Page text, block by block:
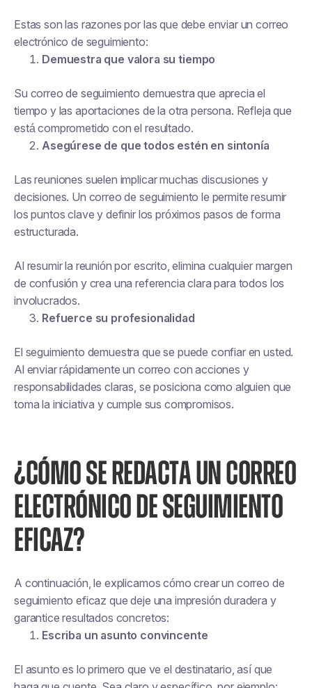
Estas son las razones por las que debe enviar un correo
electrónico de seguimiento:
Demuestra que valora su tiempo
Su correo de seguimiento demuestra que aprecia el
tiempo y las aportaciones de la otra persona. Refleja que
está comprometido con el resultado.
Asegúrese de que todos estén en sintonía
Las reuniones suelen implicar muchas discusiones y
decisiones. Un correo de seguimiento le permite resumir
los puntos clave y definir los próximos pasos de forma
estructurada.
Al resumir la reunión por escrito, elimina cualquier margen
de confusión y crea una referencia clara para todos los
involucrados.
Refuerce su profesionalidad
El seguimiento demuestra que se puede confiar en usted.
Al enviar rápidamente un correo con acciones y
responsabilidades claras, se posiciona como alguien que
toma la iniciativa y cumple sus compromisos.
¿CÓMO SE REDACTA UN CORREO
ELECTRÓNICO DE SEGUIMIENTO
EFICAZ?
A continuación, le explicamos cómo crear un correo de
seguimiento eficaz que deje una impresión duradera y
garantice resultados concretos:
Escriba un asunto convincente
El asunto es lo primero que ve el destinatario, así que